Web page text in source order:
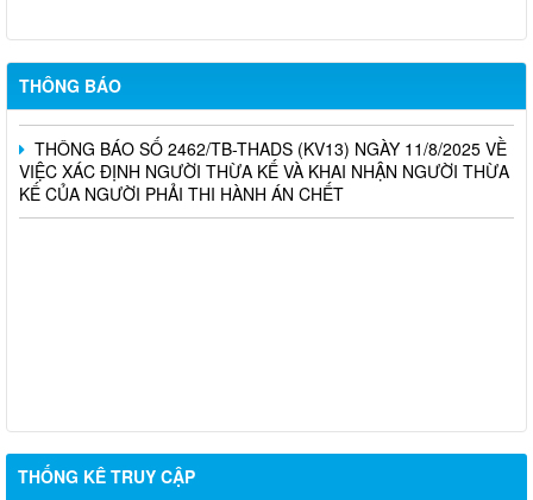
THÔNG BÁO
LỊCH LÀM VIỆC CỦA THƯỜNG TRỰC HĐND, UBND XÃ Tuần
thứ 35 (Từ ngày 25/8/2025 đến ngày 31/8/2025)
THÔNG BÁO SỐ 2462/TB-THADS (KV13) NGÀY 11/8/2025 VỀ
VIỆC XÁC ĐỊNH NGƯỜI THỪA KẾ VÀ KHAI NHẬN NGƯỜI THỪA
KẾ CỦA NGƯỜI PHẢI THI HÀNH ÁN CHẾT
THỐNG KÊ TRUY CẬP